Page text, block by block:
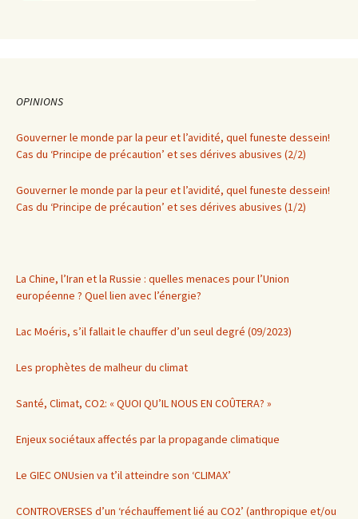
OPINIONS
Gouverner le monde par la peur et l’avidité, quel funeste dessein!
Cas du ‘Principe de précaution’ et ses dérives abusives (2/2)
Gouverner le monde par la peur et l’avidité, quel funeste dessein!
Cas du ‘Principe de précaution’ et ses dérives abusives (1/2)
La Chine, l’Iran et la Russie : quelles menaces pour l’Union
européenne ? Quel lien avec l’énergie?
Lac Moéris, s’il fallait le chauffer d’un seul degré (09/2023)
Les prophètes de malheur du climat
Santé, Climat, CO2: « QUOI QU’IL NOUS EN COÛTERA? »
Enjeux sociétaux affectés par la propagande climatique
Le GIEC ONUsien va t’il atteindre son ‘CLIMAX’
CONTROVERSES d’un ‘réchauffement lié au CO2’ (anthropique et/ou